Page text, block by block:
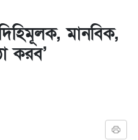
মানবিক,
করব’